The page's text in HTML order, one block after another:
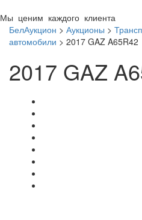
Мы ценим каждого клиента
БелАукцион > Аукционы >
автомобили > 2017 GAZ A65R42
2017 GAZ